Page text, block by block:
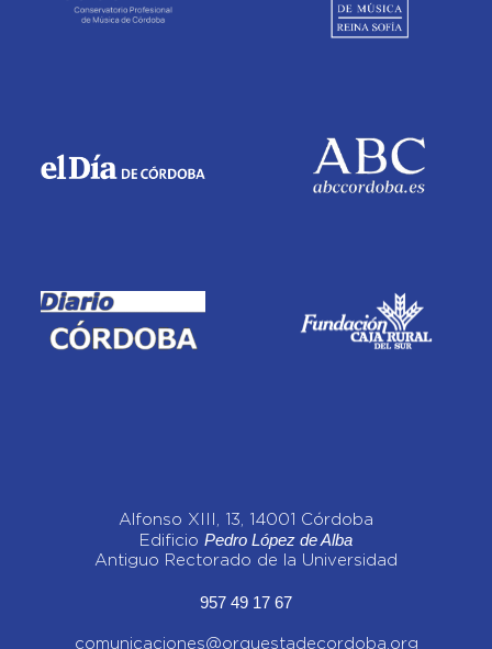
Alfonso XIII, 13, 14001 Córdoba
Edificio Pedro López de Alba
Antiguo Rectorado de la Universidad
957 49 17 67
comunicaciones@orquestadecordoba.org